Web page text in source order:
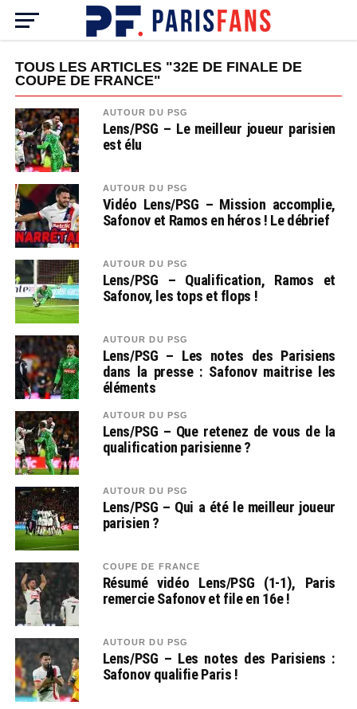
TOUS LES ARTICLES "32E DE FINALE DE
COUPE DE FRANCE"
AUTOUR DU PSG
Lens/PSG – Le meilleur joueur parisien
est élu
AUTOUR DU PSG
Vidéo Lens/PSG – Mission accomplie,
Safonov et Ramos en héros ! Le débrief
AUTOUR DU PSG
Lens/PSG – Qualification, Ramos et
Safonov, les tops et flops !
AUTOUR DU PSG
Lens/PSG – Les notes des Parisiens
dans la presse : Safonov maitrise les
éléments
AUTOUR DU PSG
Lens/PSG – Que retenez de vous de la
qualification parisienne ?
AUTOUR DU PSG
Lens/PSG – Qui a été le meilleur joueur
parisien ?
COUPE DE FRANCE
Résumé vidéo Lens/PSG (1-1), Paris
remercie Safonov et file en 16e !
AUTOUR DU PSG
Lens/PSG – Les notes des Parisiens :
Safonov qualifie Paris !